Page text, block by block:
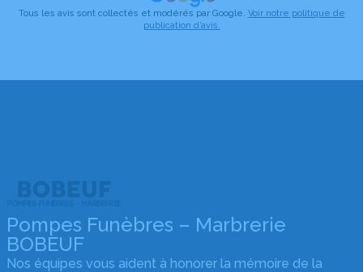
Tous les avis sont collectés et modérés par Google. Voir notre politique de
publication d’avis.
Pompes Funèbres – Marbrerie
BOBEUF
Nos équipes vous aident à honorer la mémoire de la